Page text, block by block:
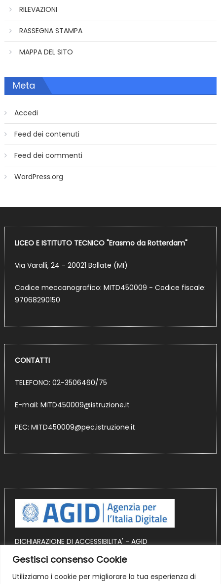
Gestisci consenso Cookie
Utilizziamo i cookie per migliorare la tua esperienza di
RILEVAZIONI
RASSEGNA STAMPA
MAPPA DEL SITO
Meta
Accedi
Feed dei contenuti
Feed dei commenti
WordPress.org
LICEO E ISTITUTO TECNICO "Erasmo da Rotterdam"
Via Varalli, 24 - 20021 Bollate (MI)
Codice meccanografico: MITD450009 - Codice fiscale:
97068290150
CONTATTI
TELEFONO: 02-3506460/75
E-mail: MITD450009@istruzione.it
PEC: MITD450009@pec.istruzione.it
DICHIARAZIONE DI ACCESSIBILITA' - AGID
OBIETTIVI DI ACCESSIBILITA' AGID